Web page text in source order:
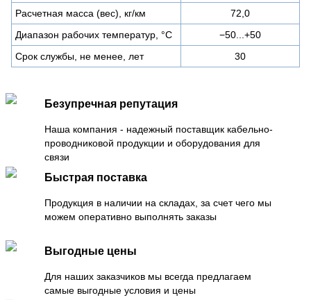
Расчетная масса (вес), кг/км
72,0
Диапазон рабочих температур, °C
−50...+50
Срок службы, не менее, лет
30
Безупречная репутация
Наша компания - надежный поставщик кабельно-
проводниковой продукции и оборудования для
связи
Быстрая поставка
Продукция в наличии на складах, за счет чего мы
можем оперативно выполнять заказы
Выгодные цены
Для наших заказчиков мы всегда предлагаем
самые выгодные условия и цены